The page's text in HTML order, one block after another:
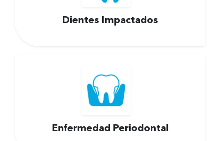
Dientes Impactados
Enfermedad Periodontal